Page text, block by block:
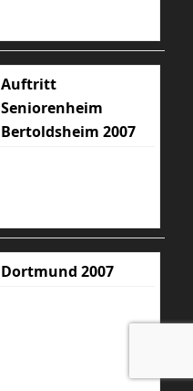
Auftritt
Seniorenheim
Bertoldsheim 2007
Dortmund 2007